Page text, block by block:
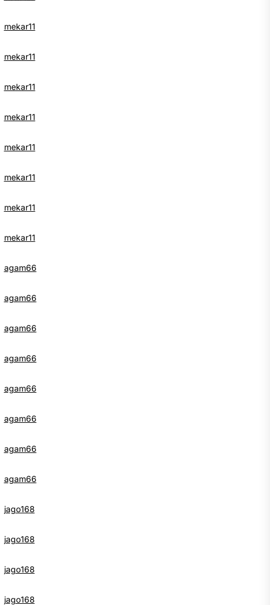
mekar11
mekar11
mekar11
mekar11
mekar11
mekar11
mekar11
mekar11
agam66
agam66
agam66
agam66
agam66
agam66
agam66
agam66
jago168
jago168
jago168
jago168